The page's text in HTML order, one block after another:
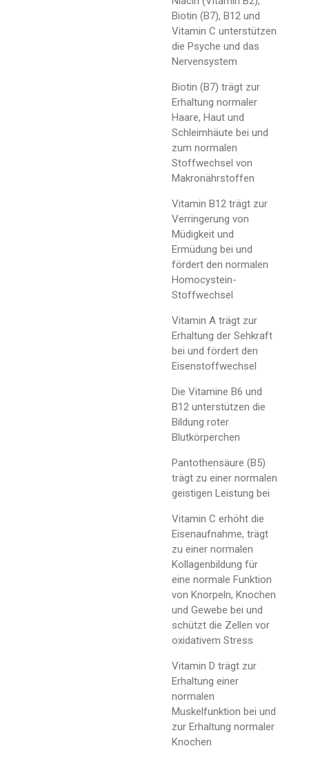
Biotin (B7), B12 und
Vitamin C unterstützen
die Psyche und das
Nervensystem
Biotin (B7) trägt zur
Erhaltung normaler
Haare, Haut und
Schleimhäute bei und
zum normalen
Stoffwechsel von
Makronährstoffen
Vitamin B12 trägt zur
Verringerung von
Müdigkeit und
Ermüdung bei und
fördert den normalen
Homocystein-
Stoffwechsel
Vitamin A trägt zur
Erhaltung der Sehkraft
bei und fördert den
Eisenstoffwechsel
Die Vitamine B6 und
B12 unterstützen die
Bildung roter
Blutkörperchen
Pantothensäure (B5)
trägt zu einer normalen
geistigen Leistung bei
Vitamin C erhöht die
Eisenaufnahme, trägt
zu einer normalen
Kollagenbildung für
eine normale Funktion
von Knorpeln, Knochen
und Gewebe bei und
schützt die Zellen vor
oxidativem Stress
Vitamin D trägt zur
Erhaltung einer
normalen
Muskelfunktion bei und
zur Erhaltung normaler
Knochen